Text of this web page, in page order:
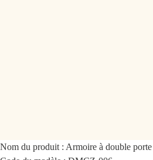
Nom du produit : Armoire à double